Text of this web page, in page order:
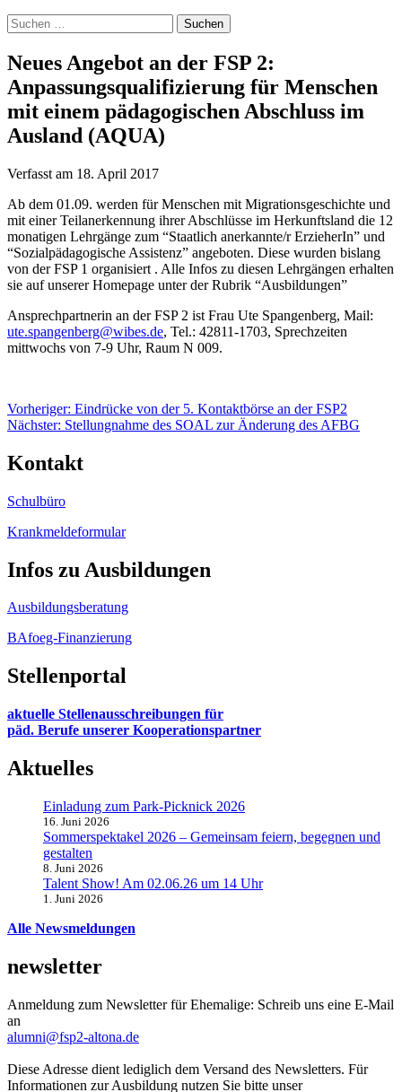
Suchen
Suchen
nach:
Neues Angebot an der FSP 2:
Anpassungsqualifizierung für Menschen
mit einem pädagogischen Abschluss im
Ausland (AQUA)
Verfasst am 18. April 2017
Ab dem 01.09. werden für Menschen mit Migrationsgeschichte und
mit einer Teilanerkennung ihrer Abschlüsse im Herkunftsland die 12
monatigen Lehrgänge zum “Staatlich anerkannte/r ErzieherIn” und
“Sozialpädagogische Assistenz” angeboten. Diese wurden bislang
von der FSP 1 organisiert . Alle Infos zu diesen Lehrgängen erhalten
sie auf unserer Homepage unter der Rubrik “Ausbildungen”
Ansprechpartnerin an der FSP 2 ist Frau Ute Spangenberg, Mail:
ute.spangenberg@wibes.de, Tel.: 42811-1703, Sprechzeiten
mittwochs von 7-9 Uhr, Raum N 009.
Beitragsnavigation
Vorheriger: Eindrücke von der 5. Kontaktbörse an der FSP2
Nächster: Stellungnahme des SOAL zur Änderung des AFBG
Kontakt
Schulbüro
Krankmeldeformular
Infos zu Ausbildungen
Ausbildungsberatung
BAfoeg-Finanzierung
Stellenportal
aktuelle Stellenausschreibungen für
päd. Berufe unserer Kooperationspartner
Aktuelles
Einladung zum Park-Picknick 2026
16. Juni 2026
Sommerspektakel 2026 – Gemeinsam feiern, begegnen und
gestalten
8. Juni 2026
Talent Show! Am 02.06.26 um 14 Uhr
1. Juni 2026
Alle Newsmeldungen
newsletter
Anmeldung zum Newsletter für Ehemalige: Schreib uns eine E-Mail
an
alumni@fsp2-altona.de
Diese Adresse dient lediglich dem Versand des Newsletters. Für
Informationen zur Ausbildung nutzen Sie bitte unser